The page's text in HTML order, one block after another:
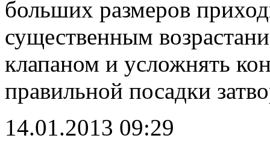
больших размеров
существенным
клапаном и усложнять
правильной посадки
14.01.2013 09:29